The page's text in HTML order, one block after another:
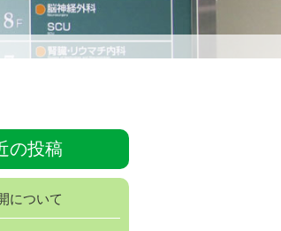
の投稿
について